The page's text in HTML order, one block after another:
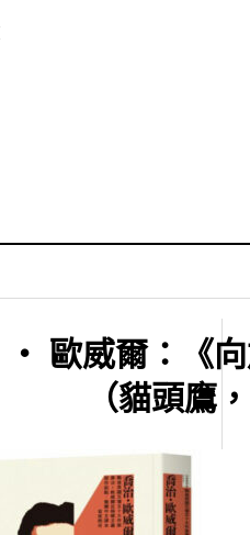
歐威爾：《向
（貓頭鷹